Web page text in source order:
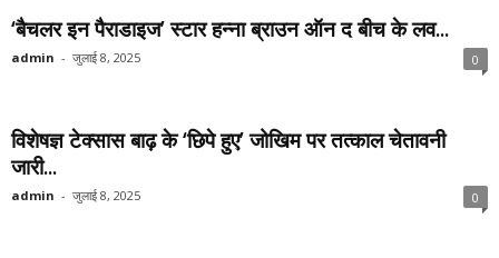
‘बैचलर इन पैराडाइज’ स्टार हन्ना ब्राउन ऑन द बीच के लव...
admin - जुलाई 8, 2025 0
विशेषज्ञ टेक्सास बाढ़ के ‘छिपे हुए’ जोखिम पर तत्काल चेतावनी
जारी...
admin - जुलाई 8, 2025 0